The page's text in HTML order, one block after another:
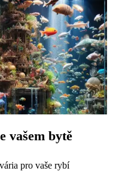
vašem bytě
pro vaše rybí